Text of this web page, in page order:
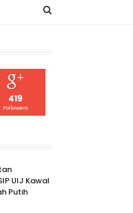
419
Followers
UIJ Kawal
Putih